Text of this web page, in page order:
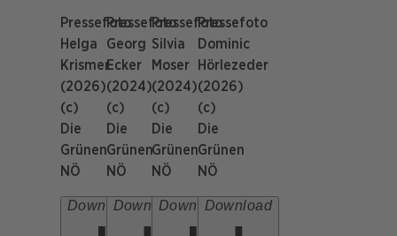
Pressefoto
Helga
Krismer
(2026)
(c)
Die
Grünen
NÖ
Download
Pressefoto
Georg
Ecker
(2024)
(c)
Die
Grünen
NÖ
Download
Pressefoto
Silvia
Moser
(2024)
(c)
Die
Grünen
NÖ
Download
Pressefoto
Dominic
Hörlezeder
(2026)
(c)
Die
Grünen
NÖ
Download